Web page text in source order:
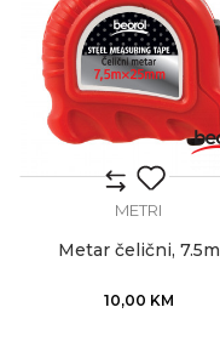
METRI
Metar čelični, 7.5m
10,00 KM